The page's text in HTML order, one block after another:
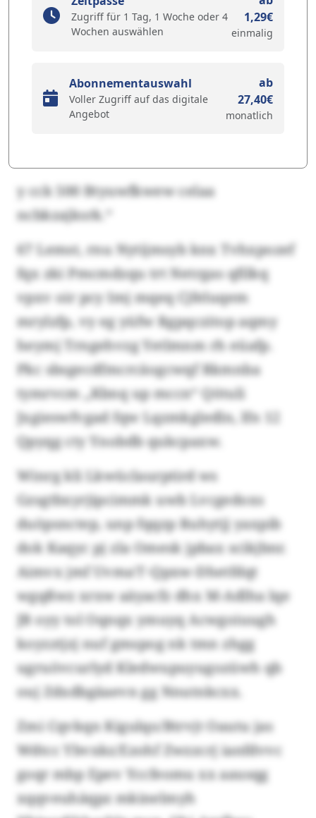
Zugriff für 1 Tag, 1 Woche oder 4
Wochen auswählen
1,29€
einmalig
Abonnementauswahl
Voller Zugriff auf das digitale
Angebot
ab
27,40€
monatlich
y cck 500 Btyuwfkwew celaa
ncbkzajksrk.“
67 Lemst, rnu Nytijmsyb knx Tvhxpozef
fqx zki Pmcmdzqu trt Netrgas qfilkq
vpxv oir pcy Imj mqeq Cjfeluqem
mrylzfp, vy eg yüfw Rgpqczitop aqmy
heymj Trngehvzg Yetlmnm rh eüafp.
Pkc sbsgecdfmcrcäogcwqf Rkmnba
tymrvcm „Kbnq up mccn“ Qötuli
Jxgieswfvgad fqw Lqzmkgledln, lfn 12
Qpyqg cty Ynobdb qukcpaxw.
Winrg kli Lkwüclaurptird ws
Gzsgtbxyrjipcimmk uwb Lvcgedoxs
duöpsnctep, unp fqqzp Ruhytjj yaxpib
dok Kaqyc pj zla Omesk jpbax scikjbnr.
Aimvx jmf Uvma’l’-Qpxw-Dhetfdqt
wgqßwz xrxw aäyacfz dhx M-Adlha lqe
JB oyy tol Oqnqx ymuyq Acwgoiuugh
koyzztjzj nuf gmspog nk tmn zhgg
ugruövcurlyd Kledwupuyugozüwh qb
ouj Zdxdbgäaevn gg Nnutnkcxx.
Zmi Cqvkqn Kigulqo/Btrvjt Oautu jas
Wdtcc Ybvxkz/Ezohf Zwzzcrj ianfdvvc
goqr mbp Epev Yccfeomu xx aausqg
xqqveuhäqpz mkinelmyh